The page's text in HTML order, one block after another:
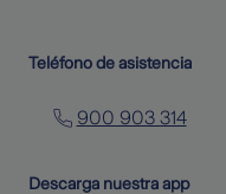
Teléfono de asistencia
900 903 314
Descarga nuestra app